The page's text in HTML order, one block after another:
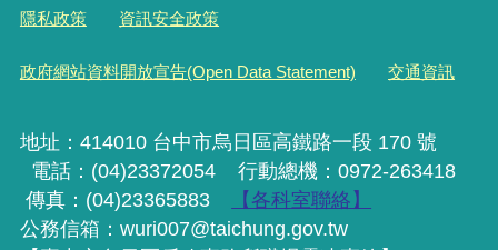
隱私政策 資訊安全政策
政府網站資料開放宣告(Open Data Statement) 交通資訊
地址：414010 台中市烏日區高鐵路一段 170 號
電話：(04)23372054 行動總機 ：0972-263418
傳真：(04)23365883
【各科室聯絡】
公務信箱：wuri007@taichung.gov.tw